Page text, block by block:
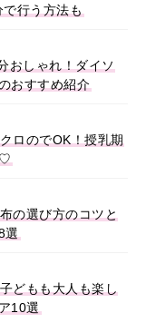
行う方法も
おしゃれ！ダイソ
おすすめ紹介
ロのでOK！授乳期
♡
の選び方のコツと
選
どもも大人も楽し
10選